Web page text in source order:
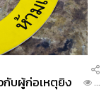
กับผู้ก่อเหตุยิง
...